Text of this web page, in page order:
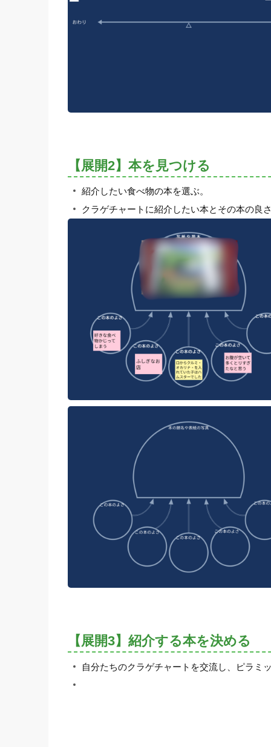
【展開2】本を見つける
紹介したい食べ物の本を選ぶ。
クラゲチャートに紹介したい本とその本の良
【展開3】紹介する本を決める
自分たちのクラゲチャートを交流し、ピラミ